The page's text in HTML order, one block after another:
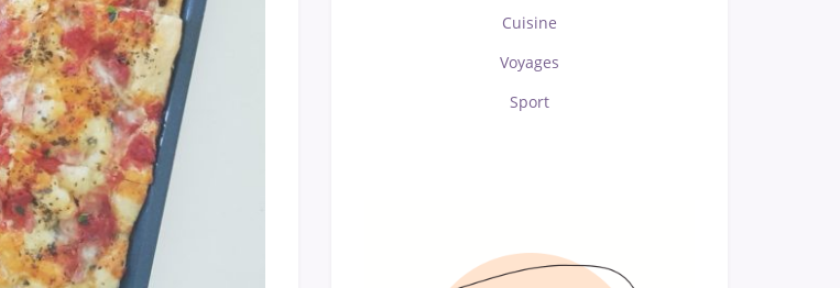
Cuisine
Voyages
Sport